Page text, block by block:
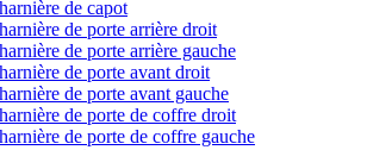
de capot
de porte arrière droit
de porte arrière gauche
de porte avant droit
de porte avant gauche
de porte de coffre droit
de porte de coffre gauche